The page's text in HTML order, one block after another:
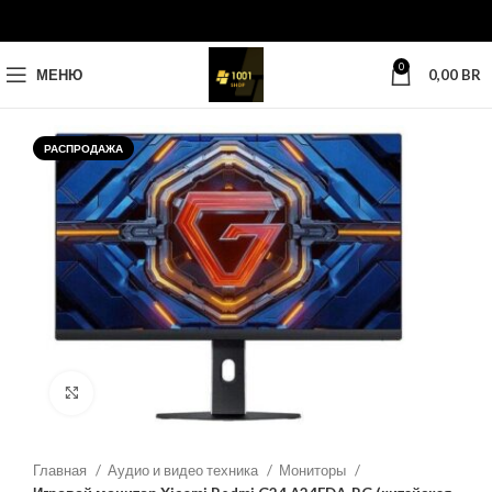
МЕНЮ 0 0,00 BR
РАСПРОДАЖА
Главная Аудио и видео техника
Мониторы